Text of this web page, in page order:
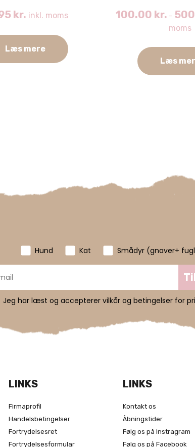
kr. inkl. moms
Læs mere
100.00 kr. –
moms
Læs
vælges
Hund Kat Smådyr (gnaver+
Jeg har læst og accepterer vilkår og betingelser for
LINKS
Firmaprofil
Handelsbetingelser
Fortrydelsesret
Fortrydelsesformular
LINKS
Kontakt os
Åbningstider
Følg os på Instragram
Følg os på Facebook